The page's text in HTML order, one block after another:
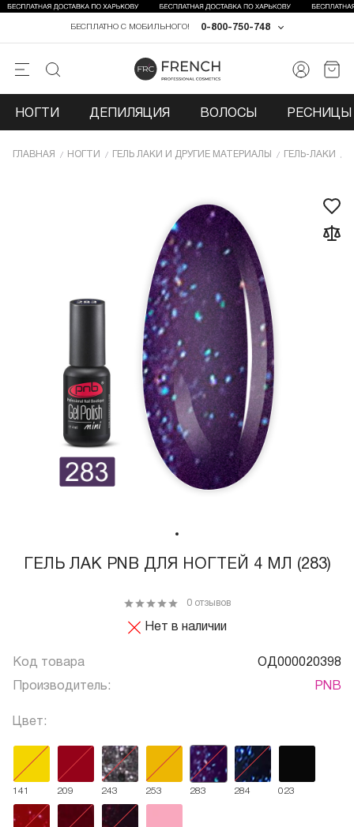
0-800-750-748
БЕСПЛАТНО С МОБИЛЬНОГО!
НОГТИ ДЕПИЛЯЦИЯ ВОЛОСЫ РЕСНИЦЫ
ГЛАВНАЯ НОГТИ ГЕЛЬ ЛАКИ И ДРУГИЕ МАТЕРИАЛЫ ГЕЛЬ-ЛАКИ
ГЕЛЬ ЛАК PNB ДЛЯ НОГТЕЙ 4 МЛ (283)
Нет в наличии
0 отзывов
Код товара ОД000020398
Производитель: PNB
Цвет:
141 209 243 253 283 284 023